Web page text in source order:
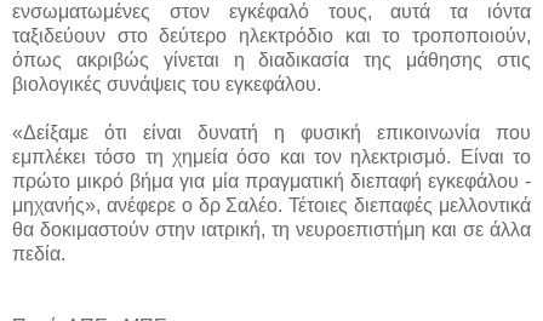
ενσωματωμένες στον εγκέφαλό τους, αυτά τα ιόντα
ταξιδεύουν στο δεύτερο ηλεκτρόδιο και το τροποποιούν,
όπως ακριβώς γίνεται η διαδικασία της μάθησης στις
βιολογικές συνάψεις του εγκεφάλου.
«Δείξαμε ότι είναι δυνατή η φυσική επικοινωνία που
εμπλέκει τόσο τη χημεία όσο και τον ηλεκτρισμό. Είναι το
πρώτο μικρό βήμα για μία πραγματική διεπαφή εγκεφάλου -
μηχανής», ανέφερε ο δρ Σαλέο. Τέτοιες διεπαφές μελλοντικά
θα δοκιμαστούν στην ιατρική, τη νευροεπιστήμη και σε άλλα
πεδία.